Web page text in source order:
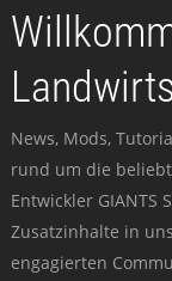
News, Mods,
rund um die
Entwickler GIANTS
Zusatzinhalte in
engagierten